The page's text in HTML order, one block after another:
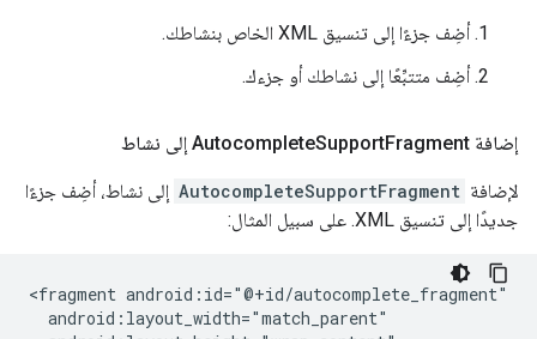
أضِف جزءًا إلى تنسيق XML الخاص بنشاطك.
أضِف متتبِّعًا إلى نشاطك أو جزءك.
إضافة Autocomplete SupportFragment إلى نشاط
لإضافة AutocompleteSupportFragment إلى نشاط، أضِف جزءًا
جديدًا إلى تنسيق XML. على سبيل المثال:
<fragment android:id="@+id/autocomplete_fragment"
  android:layout_width="match_parent"